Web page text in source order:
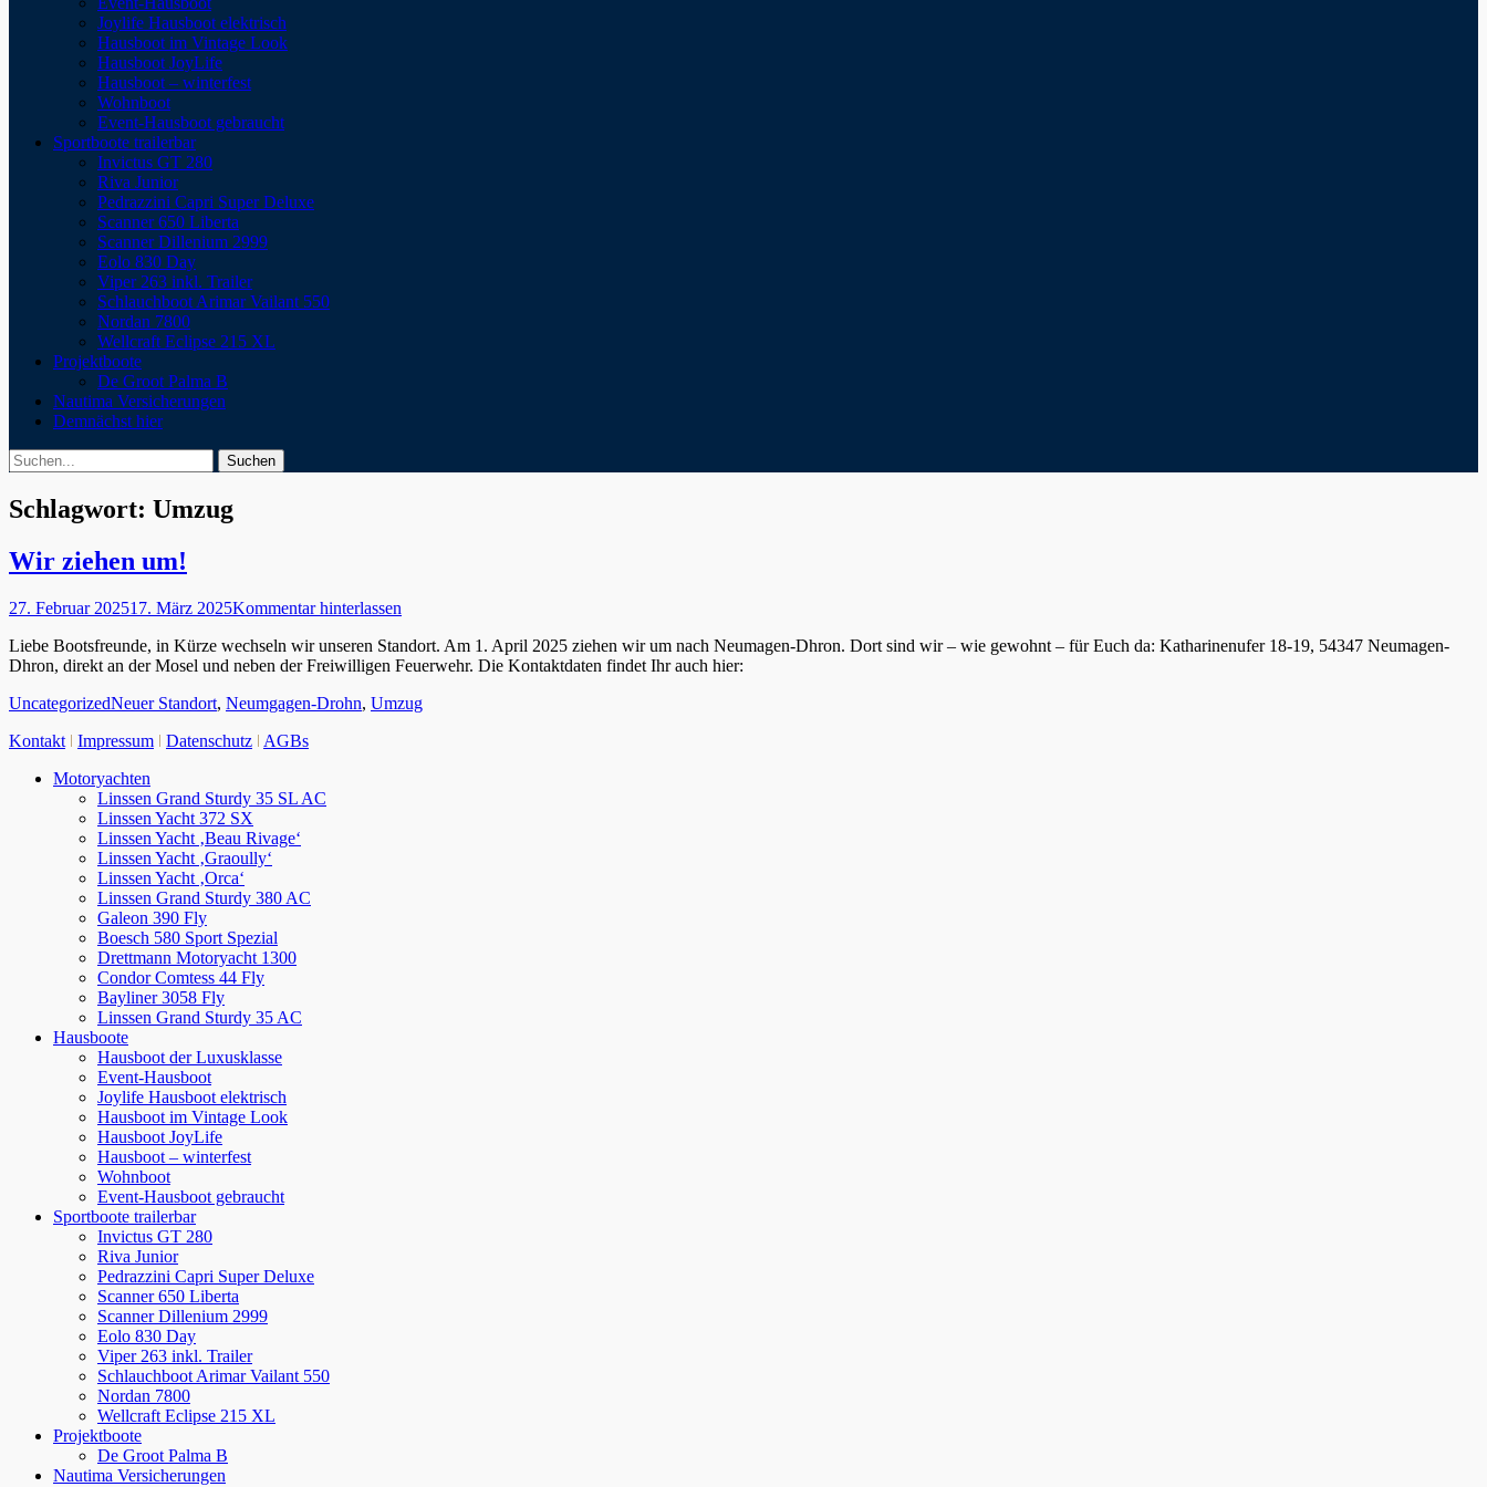
Joylife Hausboot elektrisch
Hausboot im Vintage Look
Hausboot JoyLife
Hausboot – winterfest
Wohnboot
Event-Hausboot gebraucht
Sportboote trailerbar
Invictus GT 280
Riva Junior
Pedrazzini Capri Super Deluxe
Scanner 650 Liberta
Scanner Dillenium 2999
Eolo 830 Day
Viper 263 inkl. Trailer
Schlauchboot Arimar Vailant 550
Nordan 7800
Wellcraft Eclipse 215 XL
Projektboote
De Groot Palma B
Nautima Versicherungen
Demnächst hier
Suchen
Suchen
nach:
Schlagwort: Umzug
Wir ziehen um!
Veröffentlicht
27. Februar 202517. März 2025Kommentar hinterlassen
Liebe Bootsfreunde, in Kürze wechseln wir unseren Standort. Am 1. April 2025 ziehen wir um nach Neumagen-Dhron. Dort sind wir – wie gewohnt – für Euch da: Katharinenufer 18-19, 54347 Neumagen-
Dhron, direkt an der Mosel und neben der Freiwilligen Feuerwehr. Die Kontaktdaten findet Ihr auch hier:
Kategorien
UncategorizedSchlagworte
Neuer Standort, Neumgagen-Drohn, Umzug
Kontakt ǀ Impressum ǀ Datenschutz ǀ AGBs
oben
Motoryachten
Linssen Grand Sturdy 35 SL AC
Linssen Yacht 372 SX
Linssen Yacht ‚Beau Rivage‘
Linssen Yacht ‚Graoully‘
Linssen Yacht ‚Orca‘
Linssen Grand Sturdy 380 AC
Galeon 390 Fly
Boesch 580 Sport Spezial
Drettmann Motoryacht 1300
Condor Comtess 44 Fly
Bayliner 3058 Fly
Linssen Grand Sturdy 35 AC
Hausboote
Hausboot der Luxusklasse
Event-Hausboot
Joylife Hausboot elektrisch
Hausboot im Vintage Look
Hausboot JoyLife
Hausboot – winterfest
Wohnboot
Event-Hausboot gebraucht
Sportboote trailerbar
Invictus GT 280
Riva Junior
Pedrazzini Capri Super Deluxe
Scanner 650 Liberta
Scanner Dillenium 2999
Eolo 830 Day
Viper 263 inkl. Trailer
Schlauchboot Arimar Vailant 550
Nordan 7800
Wellcraft Eclipse 215 XL
Projektboote
De Groot Palma B
Nautima Versicherungen